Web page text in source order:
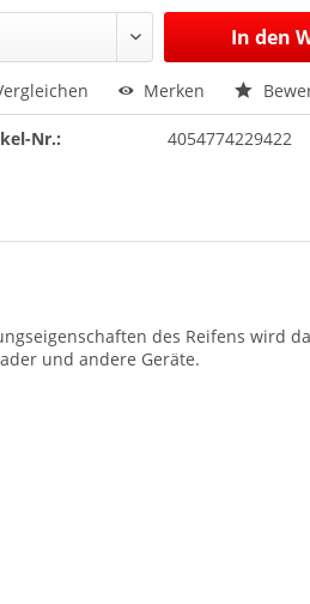
In den
Merken
Nr.: 4054774229422
des Reifens wird
und andere Geräte.